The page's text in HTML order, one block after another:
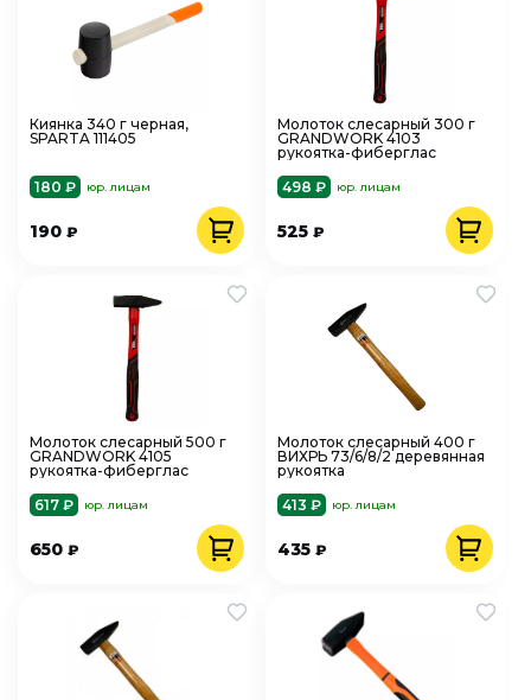
Киянка 340 г черная,
SPARTA 111405
180 ₽ юр. лицам
190 ₽
Молоток слесарный 300 г
GRANDWORK 4103
рукоятка-фиберглас
498 ₽
юр. лицам
525₽
Молоток слесарный 500 г
GRANDWORK 4105
рукоятка-фиберглас
617 ₽
юр. лицам
650 ₽
Молоток слесарный 400 г
ВИХРЬ 73/6/8/2 деревянная
рукоятка
413 ₽
юр. лицам
435₽